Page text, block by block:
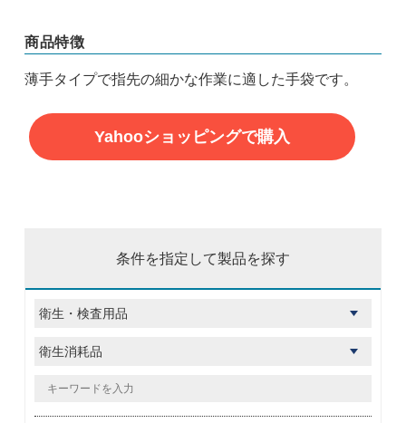
商品特徴
薄手タイプで指先の細かな作業に適した手袋です。
Yahooショッピングで購入
条件を指定して製品を探す